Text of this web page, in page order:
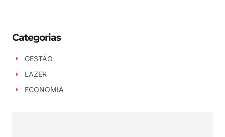
Categorias
GESTÃO
LAZER
ECONOMIA